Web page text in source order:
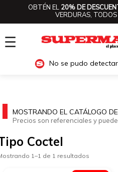
OBTÉN EL 20% DE
VERDURAS, TODOS
☰
No se pudo
MOSTRANDO EL CATÁLOGO
Precios son referenciales y
Coctel
1–1 de 1 resultados